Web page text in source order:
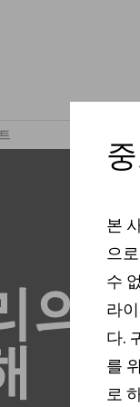
의
본
으
수
라
다.
를
로